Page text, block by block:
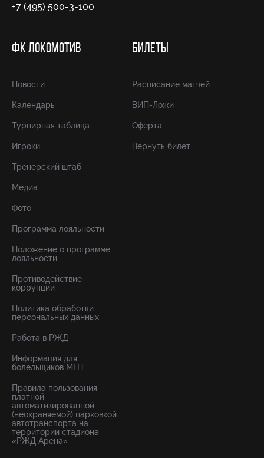
+7 (495) 500-3-100
ФК ЛОКОМОТИВ
Новости
Календарь
Турнирная таблица
Игроки
Тренерский штаб
Медиа
Фото
Программа лояльности
Положение о программе
лояльности
Противодействие
коррупции
Политика обработки
персональных данных
Работа в РЖД
Информация для
болельщиков МГН
Правила пользования
платной
автоматизированной
(неохраняемой) парковкой
автотранспорта на
территории стадиона
«РЖД Арена»
БИЛЕТЫ
Расписание матчей
ВИП-Ложи
Оферта
Вернуть билет